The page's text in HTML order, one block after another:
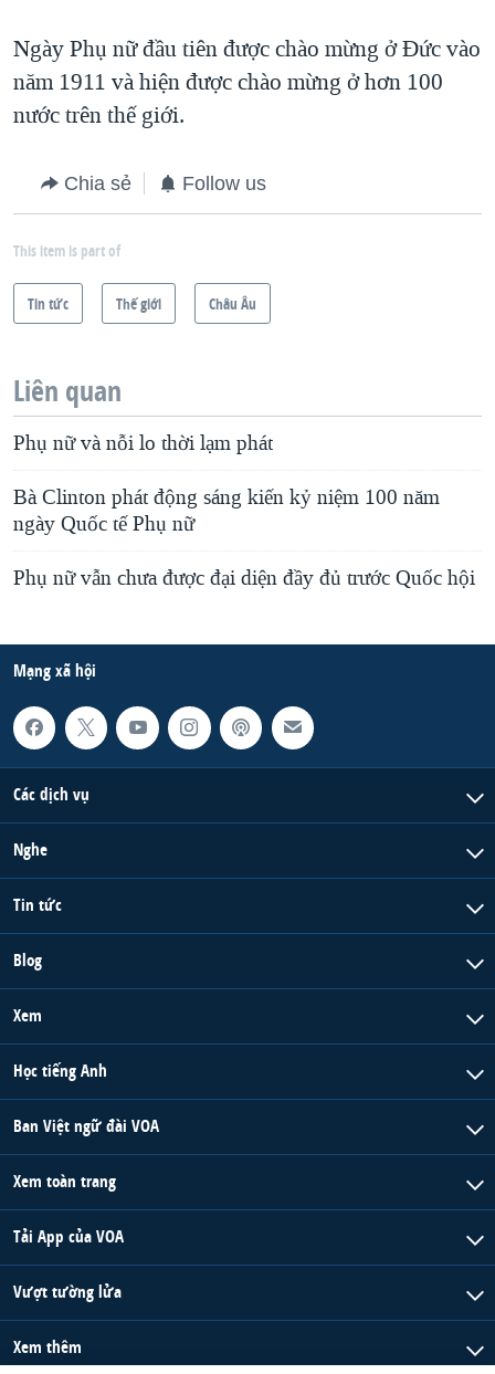
Ngày Phụ nữ đầu tiên được chào mừng ở Đức vào
năm 1911 và hiện được chào mừng ở hơn 100
nước trên thế giới.
Chia sẻ Follow us
This item is part of
Tin tức Thế giới Châu Âu
Liên quan
Phụ nữ và nỗi lo thời lạm phát
Bà Clinton phát động sáng kiến kỷ niệm 100 năm
ngày Quốc tế Phụ nữ
Phụ nữ vẫn chưa được đại diện đầy đủ trước Quốc hội
Mạng xã hội
Các dịch vụ
Nghe
Tin tức
Blog
Xem
Học tiếng Anh
Ban Việt ngữ đài VOA
Xem toàn trang
Tải App của VOA
Vượt tường lửa
Xem thêm